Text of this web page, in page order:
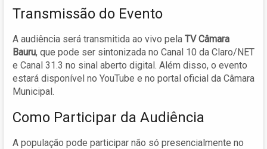
Transmissão do Evento
A audiência será transmitida ao vivo pela TV Câmara
Bauru, que pode ser sintonizada no Canal 10 da Claro/NET
e Canal 31.3 no sinal aberto digital. Além disso, o evento
estará disponível no YouTube e no portal oficial da Câmara
Municipal.
Como Participar da Audiência
A população pode participar não só presencialmente no